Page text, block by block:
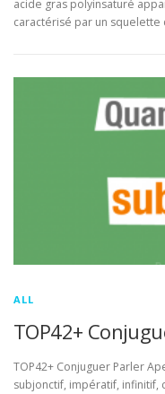
acide gras polyinsaturé
caractérisé par un
ALL
TOP42+
TOP42+ Conjuguer Parler
subjonctif, impératif,